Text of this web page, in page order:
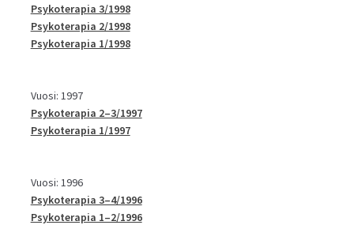
Psykoterapia 3/1998
Psykoterapia 2/1998
Psykoterapia 1/1998
Vuosi: 1997
Psykoterapia 2–3/1997
Psykoterapia 1/1997
Vuosi: 1996
Psykoterapia 3–4/1996
Psykoterapia 1–2/1996